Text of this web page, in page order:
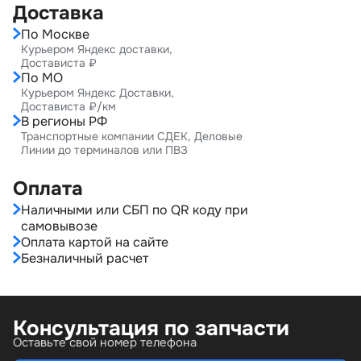
Доставка
По Москве
Курьером Яндекс доставки,
Достависта ₽
По МО
Курьером Яндекс Доставки,
Достависта ₽/км
В регионы РФ
Транспортные компании СДЕК, Деловые
Линии до терминалов или ПВЗ
Оплата
Наличными или СБП по QR коду при
самовывозе
Оплата картой на сайте
Безналичный расчет
Консультация по запчасти
Оставьте свой номер телефона